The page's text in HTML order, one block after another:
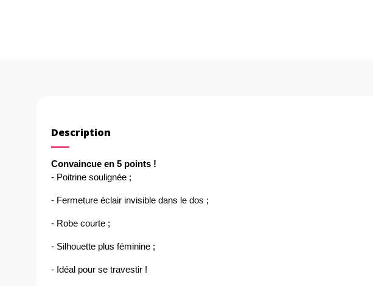
Description
Convaincue en 5 points !
- Poitrine soulignée ;
- Fermeture éclair invisible dans le dos ;
- Robe courte ;
- Silhouette plus féminine ;
- Idéal pour se travestir !